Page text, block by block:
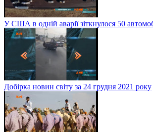
У США в одній аварії зіткнулося 50
Добірка новин світу за 24 грудня 2021 року